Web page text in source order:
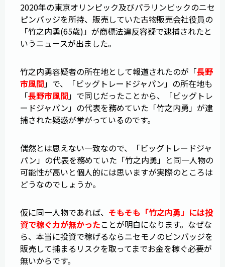
2020年の東京オリンピック及びパラリンピックのニセ
ピンバッジを所持、販売していた古物販売会社役員の
「竹之内勇(65歳)」が商標法違反容疑で逮捕されたと
いうニュースが出ました。
竹之内勇容疑者の所在地として報道されたのが「長野
市風間 」で、「ビッグトレードジャパン」の所在地も
「長野市風間 」で同じだったことから、「ビッグトレ
ードジャパン」の代表を務めていた「竹之内勇」が逮
捕された疑惑が挙がっているのです。
偶然とは思えない一致なので、「ビッグトレードジャ
パン」の代表を務めていた「竹之内勇」と同一人物の
可能性が高いと個人的には思いますが実際のところは
どうなのでしょうか。
仮に同一人物であれば、 そもそも「竹之内勇」には投
資で稼ぐ力が無かったことが明白になります。なぜな
ら、本当に投資で稼げるならニセモノのピンバッジを
販売して捕まるリスクを取ってまでお金を稼ぐ必要が
無いからです。